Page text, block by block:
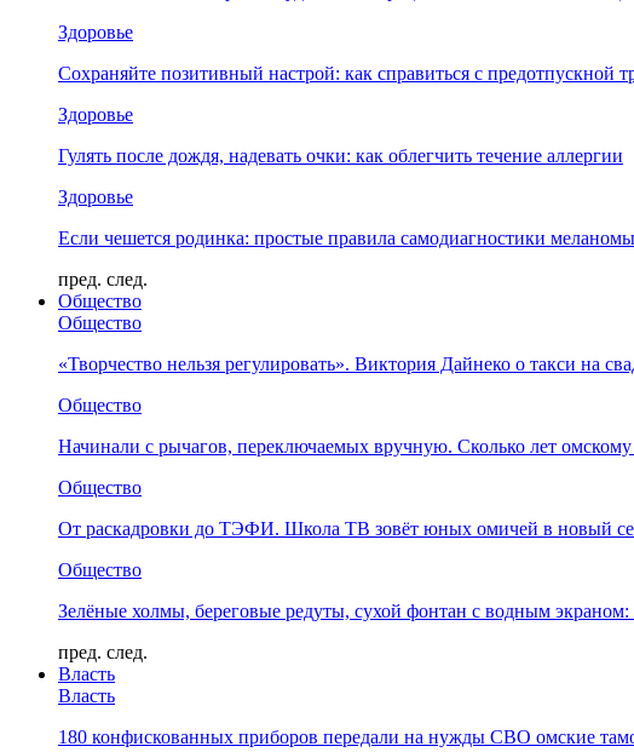
Здоровье
Сохраняйте позитивный настрой: как справиться с предотпускной
Здоровье
Гулять после дождя, надевать очки: как облегчить течение аллергии
Здоровье
Если чешется родинка: простые правила самодиагностики меланомы
пред. след.
Общество
Общество
«Творчество нельзя регулировать». Виктория Дайнеко о такси на
Общество
Начинали с рычагов, переключаемых вручную. Сколько лет омскому
Общество
От раскадровки до ТЭФИ. Школа ТВ зовёт юных омичей в новый
Общество
Зелёные холмы, береговые редуты, сухой фонтан с водным
пред. след.
Власть
Власть
180 конфискованных приборов передали на нужды СВО омские